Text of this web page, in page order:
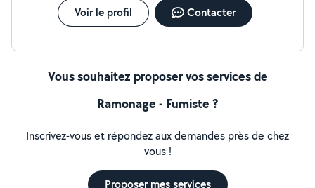
Voir le profil Contacter
Vous souhaitez proposer vos services de
Ramonage - Fumiste ?
Inscrivez-vous et répondez aux demandes près de chez
vous !
Proposer mes services